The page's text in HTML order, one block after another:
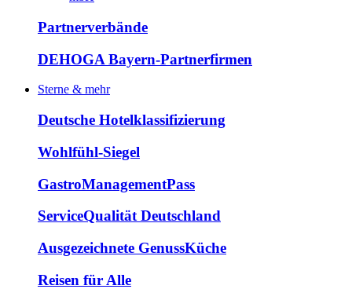
Partnerverbände
DEHOGA Bayern-Partnerfirmen
Sterne & mehr
Deutsche Hotelklassifizierung
Wohlfühl-Siegel
GastroManagementPass
ServiceQualität Deutschland
Ausgezeichnete GenussKüche
Reisen für Alle